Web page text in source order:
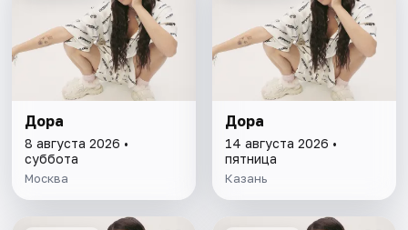
Дора
8 августа 2026 •
суббота
Москва
Дора
14 августа 2026 •
пятница
Казань